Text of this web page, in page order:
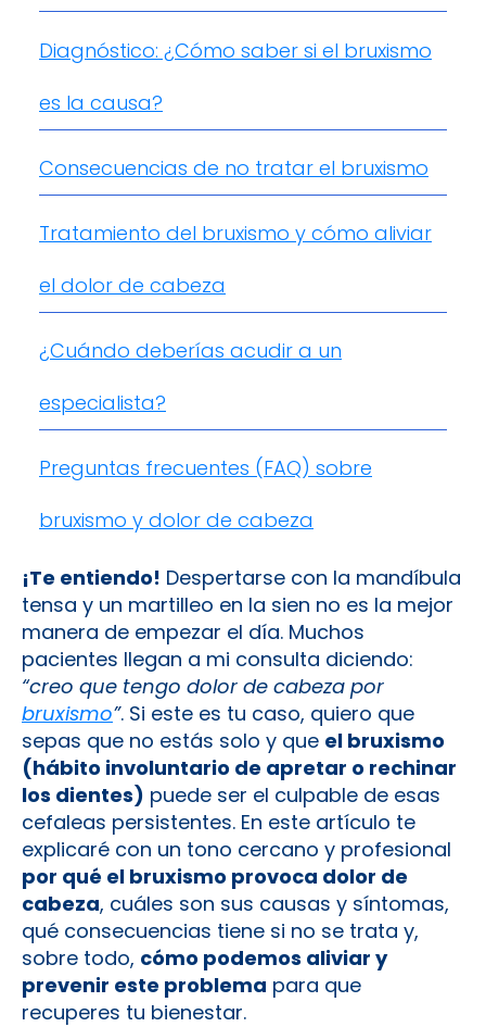
¡Te entiendo! Despertarse con la mandíbula
tensa y un martilleo en la sien no es la mejor
manera de empezar el día. Muchos
pacientes llegan a mi consulta diciendo:
“creo que tengo dolor de cabeza por
bruxismo”. Si este es tu caso, quiero que
sepas que no estás solo y que el bruxismo
(hábito involuntario de apretar o rechinar
los dientes) puede ser el culpable de esas
cefaleas persistentes. En este artículo te
explicaré con un tono cercano y profesional
por qué el bruxismo provoca dolor de
cabeza, cuáles son sus causas y síntomas,
qué consecuencias tiene si no se trata y,
sobre todo, cómo podemos aliviar y
prevenir este problema para que
recuperes tu bienestar.
Diagnóstico: ¿Cómo saber si el bruxismo
es la causa?
Consecuencias de no tratar el bruxismo
Tratamiento del bruxismo y cómo aliviar
el dolor de cabeza
¿Cuándo deberías acudir a un
especialista?
Preguntas frecuentes (FAQ) sobre
bruxismo y dolor de cabeza